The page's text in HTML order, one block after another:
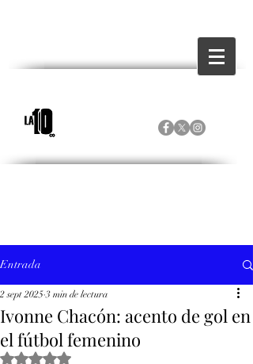
Entrada
Ivonne Chacón: acento de gol en
el fútbol femenino
2 sept 2025 3 min de lectura
Obtuvo NaN de 5 estrellas.